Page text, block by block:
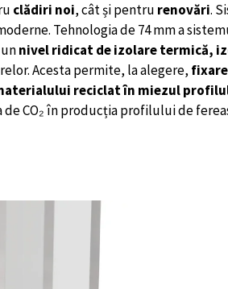
clădiri noi, cât și pentru renovări.
Tehnologia de 74 mm a
nivel ridicat de izolare termică,
Acesta permite, la alegere,
reciclat în miezul
CO₂ în producția profilului de